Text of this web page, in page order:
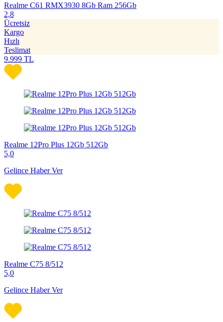
Realme C61 RMX3930 8Gb Ram 256Gb
2,8
Ücretsiz
Kargo
Hızlı
Teslimat
9.999 TL
Realme 12Pro Plus 12Gb 512Gb
5,0
Gelince Haber Ver
Realme C75 8/512
5,0
Gelince Haber Ver